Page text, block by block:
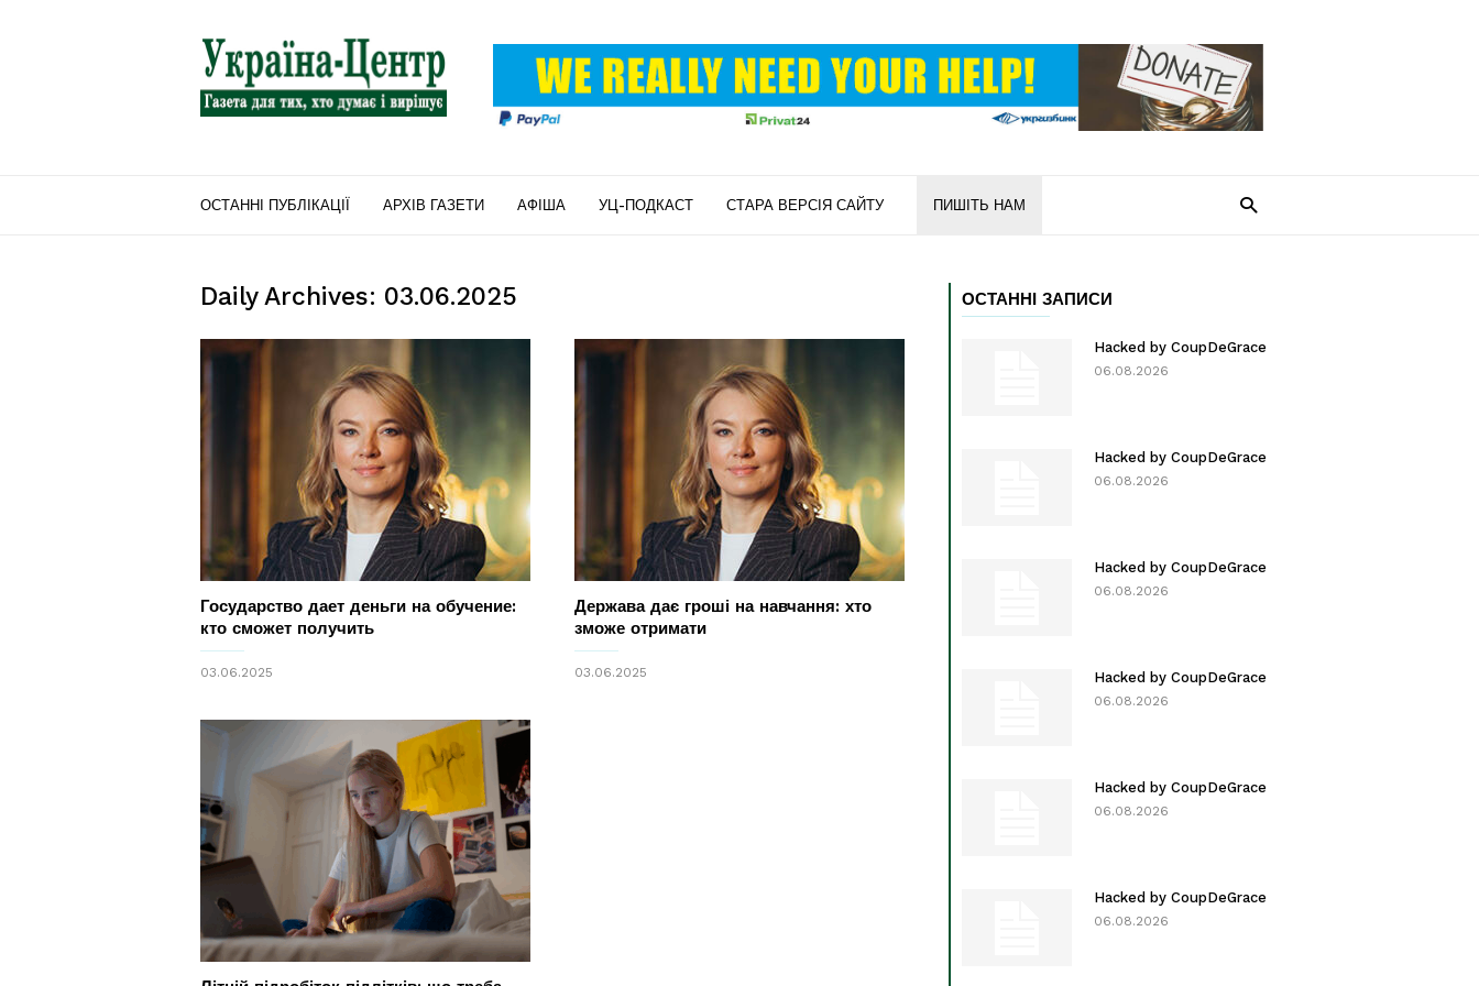
"Україна-
Центр"
ОСТАННІ ПУБЛІКАЦІЇ АРХІВ ГАЗЕТИ АФІША УЦ-ПОДКАСТ СТАРА ВЕРСІЯ САЙТУ ПИШІТЬ НАМ
Daily Archives: 03.06.2025
Государство дает деньги на обучение:
кто сможет получить
03.06.2025
Держава дає гроші на навчання: хто
зможе отримати
03.06.2025
ОСТАННІ ЗАПИСИ
Hacked by CoupDeGrace
06.08.2026
Hacked by CoupDeGrace
06.08.2026
Hacked by CoupDeGrace
06.08.2026
Hacked by CoupDeGrace
06.08.2026
Hacked by CoupDeGrace
06.08.2026
Hacked by CoupDeGrace
06.08.2026